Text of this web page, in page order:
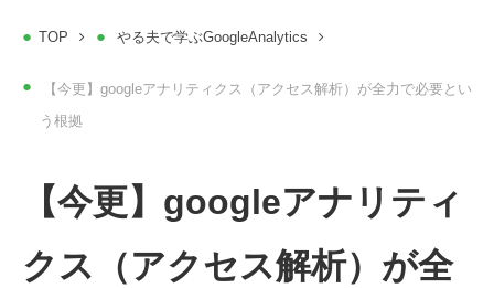
TOP やる夫で学ぶGoogleAnalytics
【今更】googleアナリティクス（アクセス解析）が全力で必要とい
う根拠
【今更】googleアナリティ
クス（アクセス解析）が全